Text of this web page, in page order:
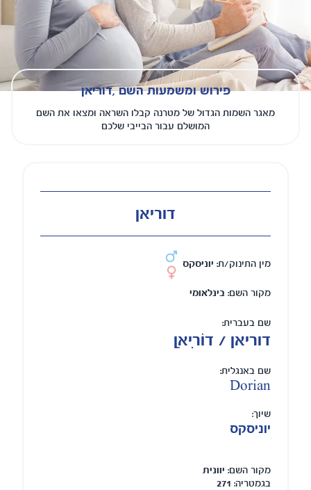
פירוש ומשמעות השם ,דוריאן
מאגר השמות הגדול של מטרנה קבלו השראה ומצאו את השם
המושלם עבור הבייבי שלכם
דוריאן
מין התינוק/ת: יוניסקס
מקור השם: בינלאומי
שם בעברית:
דוריאן / דוֹרִיאַן
שם באנגלית:
Dorian
שיוך:
יוניסקס
מקור השם: יוונית
בגמטריה: 271